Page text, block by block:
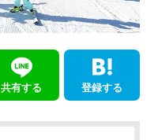
共有する 登録する